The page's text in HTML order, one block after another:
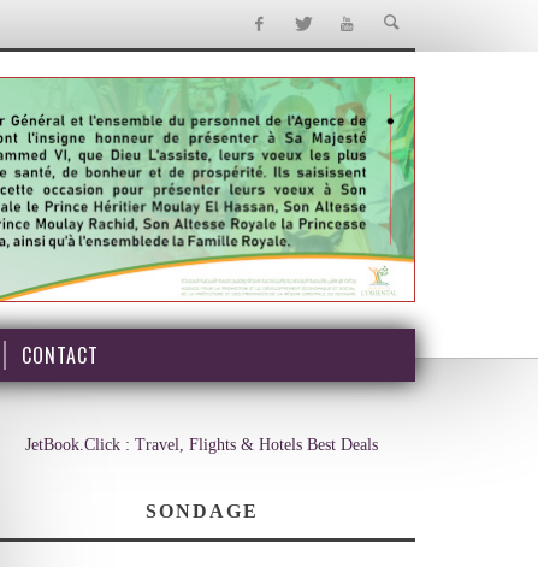
CONTACT
JetBook.Click : Travel, Flights & Hotels Best Deals
SONDAGE